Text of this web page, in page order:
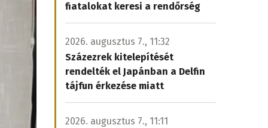
fiatalokat keresi a rendőrség
2026. augusztus 7., 11:32
Százezrek kitelepítését
rendelték el Japánban a Delfin
tájfun érkezése miatt
2026. augusztus 7., 11:11